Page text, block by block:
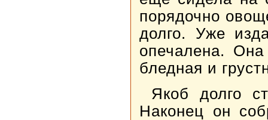
порядочно
долго. Уже
опечалена.
бледная и
Якоб долго
Наконец он